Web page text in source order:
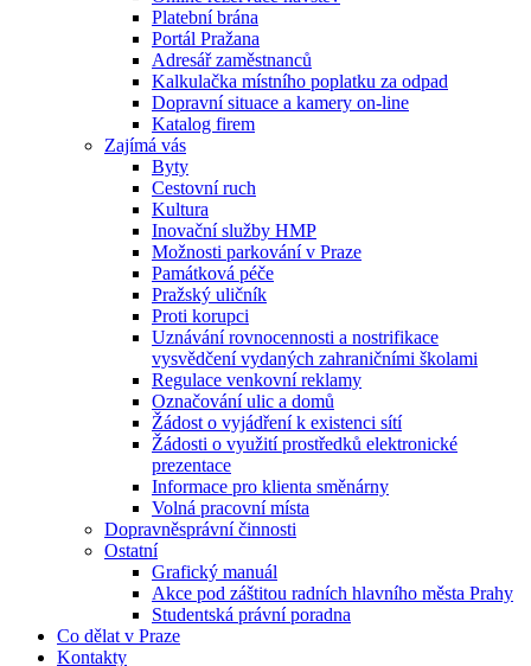
Platební brána
Portál Pražana
Adresář zaměstnanců
Kalkulačka místního poplatku za odpad
Dopravní situace a kamery on-line
Katalog firem
Zajímá vás
Byty
Cestovní ruch
Kultura
Inovační služby HMP
Možnosti parkování v Praze
Památková péče
Pražský uličník
Proti korupci
Uznávání rovnocennosti a nostrifikace
vysvědčení vydaných zahraničními školami
Regulace venkovní reklamy
Označování ulic a domů
Žádost o vyjádření k existenci sítí
Žádosti o využití prostředků elektronické
prezentace
Informace pro klienta směnárny
Volná pracovní místa
Dopravněsprávní činnosti
Ostatní
Grafický manuál
Akce pod záštitou radních hlavního města Prahy
Studentská právní poradna
Co dělat v Praze
Kontakty